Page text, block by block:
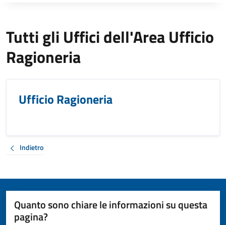
Tutti gli Uffici dell'Area Ufficio
Ragioneria
Ufficio Ragioneria
Indietro
Quanto sono chiare le informazioni su questa
pagina?